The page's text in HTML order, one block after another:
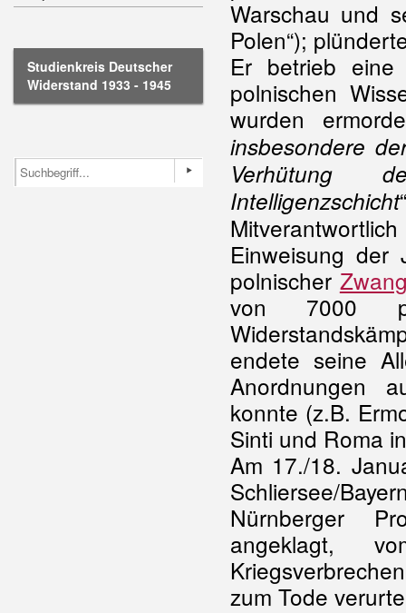
Studienkreis Deutscher
Widerstand 1933 - 1945
Warschau und
Polen“);
Er betrieb eine
polnischen
wurden
insbesondere
Verhütung
Intelligenzschicht
Einweisung
polnischer
von 7000
endete seine
Anordnungen
konnte (z.B.
Sinti und Roma
Am 17./18.
Schliersee/
Nürnberger
angeklagt,
zum Tode